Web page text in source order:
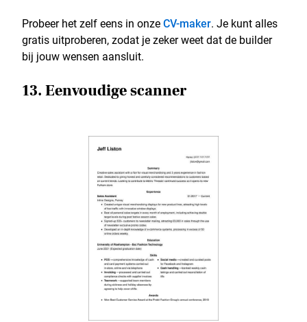
Probeer het zelf eens in onzeCV-maker. Je kunt alles
gratis uitproberen, zodat je zeker weet dat de builder
bij jouw wensen aansluit.
13. Eenvoudige scanner